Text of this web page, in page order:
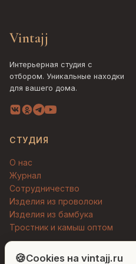
Vintajj
Интерьерная студия с
отбором. Уникальные находки
для вашего дома.
СТУДИЯ
О нас
Журнал
Сотрудничество
Изделия из проволоки
Изделия из бамбука
Тростник и камыш оптом
🍪Cookies на vintajj.ru
Людмила